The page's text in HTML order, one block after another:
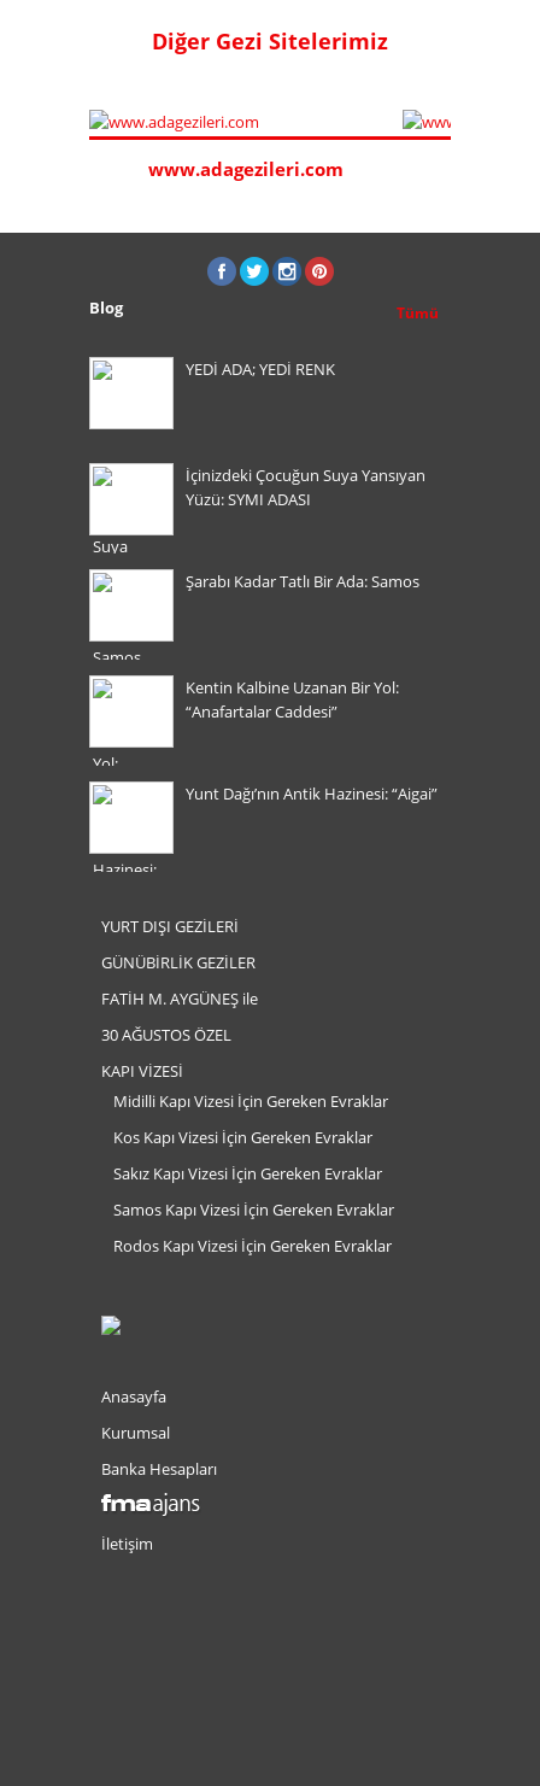
Diğer Gezi Sitelerimiz
www.adagezileri.com
Blog Tümü
YEDİ ADA; YEDİ RENK
İçinizdeki Çocuğun Suya Yansıyan
Yüzü: SYMI ADASI
Şarabı Kadar Tatlı Bir Ada: Samos
Kentin Kalbine Uzanan Bir Yol:
“Anafartalar Caddesi”
Yunt Dağı’nın Antik Hazinesi: “Aigai”
YURT DIŞI GEZİLERİ
GÜNÜBİRLİK GEZİLER
FATİH M. AYGÜNEŞ ile
30 AĞUSTOS ÖZEL
KAPI VİZESİ
Midilli Kapı Vizesi İçin Gereken Evraklar
Kos Kapı Vizesi İçin Gereken Evraklar
Sakız Kapı Vizesi İçin Gereken Evraklar
Samos Kapı Vizesi İçin Gereken Evraklar
Rodos Kapı Vizesi İçin Gereken Evraklar
Anasayfa
Kurumsal
Banka Hesapları
İletişim